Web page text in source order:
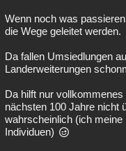
Wenn noch was
die Wege geleitet werden.
Da fallen Umsiedlungen
Landerweiterungen
Da hilft nur
nächsten 100 Jahre nicht
wahrscheinlich (ich
Individuen)